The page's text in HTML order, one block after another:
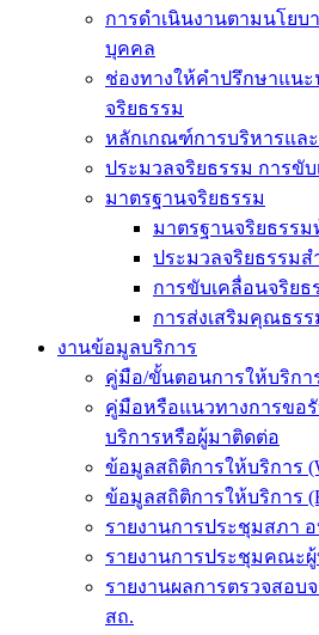
การดำเนินงานตามนโยบ
บุคคล
ช่องทางให้คำปรึกษาแน
จริยธรรม
หลักเกณฑ์การบริหารแล
ประมวลจริยธรรม การขั
มาตรฐานจริยธรรม
มาตรฐานจริยธรร
ประมวลจริยธรรมส
การขับเคลื่อนจริยธ
การส่งเสริมคุณธรร
งานข้อมูลบริการ
คู่มือ/ขั้นตอนการให้บริกา
คู่มือหรือแนวทางการขอ
บริการหรือผู้มาติดต่อ
ข้อมูลสถิติการให้บริการ
ข้อมูลสถิติการให้บริการ
รายงานการประชุมสภา อ
รายงานการประชุมคณะ
รายงานผลการตรวจสอบ
สถ.